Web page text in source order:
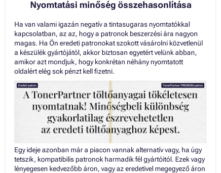
Nyomtatási minőség összehasonlítása
Ha van valami igazán negatív a tintasugaras nyomtatókkal
kapcsolatban, az az, hogy a patronok beszerzési ára nagyon
magas. Ha Ön eredeti patronokat szokott vásárolni közvetlenül
a készülék gyártójától, akkor biztosan egyetért velünk abban,
amikor azt mondjuk, hogy konkrétan néhány nyomtatott
oldalért elég sok pénzt kell fizetni.
Egy ideje azonban már a piacon vannak alternatív vagy, ha úgy
tetszik, kompatibilis patronok harmadik fél gyártóitól. Ezek vagy
lényegesen kedvezőbb áron, vagy az eredetivel megegyező áron